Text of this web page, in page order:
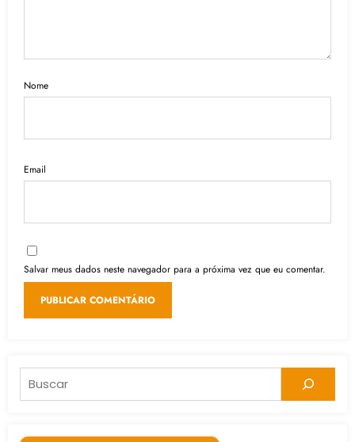
Nome
Email
Salvar meus dados neste navegador para a próxima vez que eu comentar.
Pesquisar